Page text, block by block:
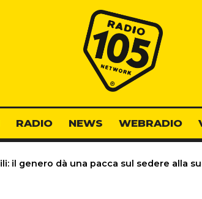
Radio 105
RADIO NEWS WEBRADIO
il genero dà una pacca sul sedere alla